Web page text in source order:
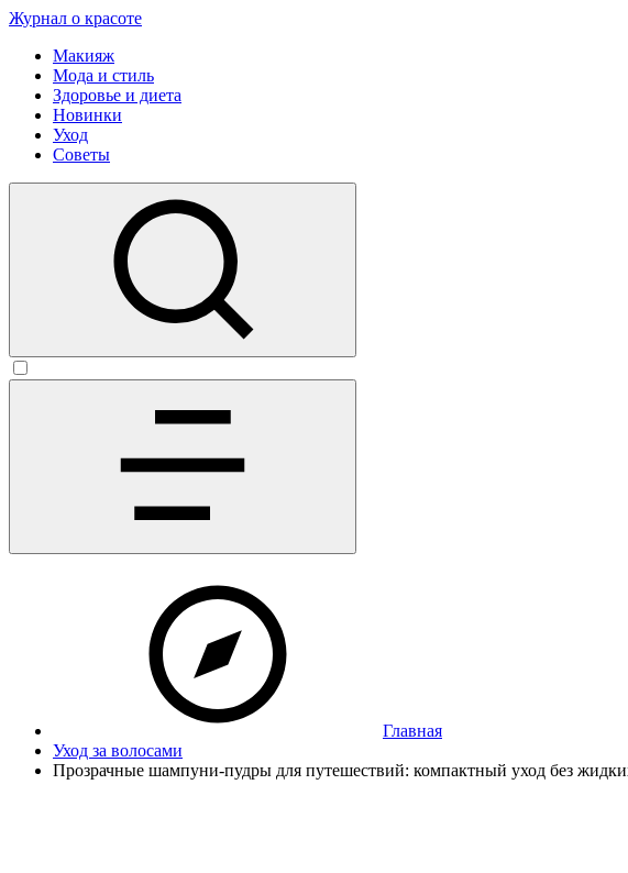
Журнал о красоте
Макияж
Мода и стиль
Здоровье и диета
Новинки
Уход
Советы
Главная
Уход за волосами
Прозрачные шампуни-пудры для путешествий: компактный уход без